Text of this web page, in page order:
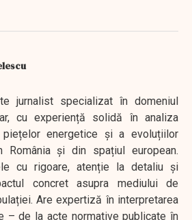
jurnalist specializat în domeniul
cu experiență solidă în analiza
energetice și a evoluțiilor
România și din spațiul european.
cu rigoare, atenție la detaliu și
concret asupra mediului de
Are expertiză în interpretarea
– de la acte normative publicate în